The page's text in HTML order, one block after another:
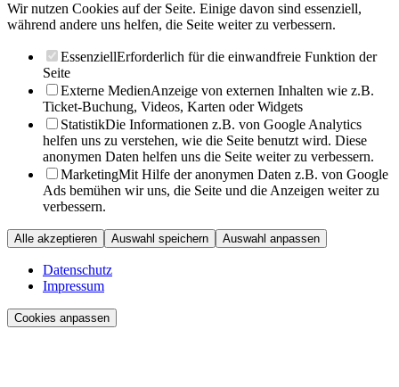
Wir nutzen Cookies auf der Seite. Einige davon sind essenziell,
während andere uns helfen, die Seite weiter zu verbessern.
EssenziellErforderlich für die einwandfreie Funktion der
Seite
Externe MedienAnzeige von externen Inhalten wie z.B.
Ticket-Buchung, Videos, Karten oder Widgets
StatistikDie Informationen z.B. von Google Analytics
helfen uns zu verstehen, wie die Seite benutzt wird. Diese
anonymen Daten helfen uns die Seite weiter zu verbessern.
MarketingMit Hilfe der anonymen Daten z.B. von Google
Ads bemühen wir uns, die Seite und die Anzeigen weiter zu
verbessern.
Alle akzeptieren Auswahl speichern Auswahl anpassen
Datenschutz
Impressum
Cookies anpassen